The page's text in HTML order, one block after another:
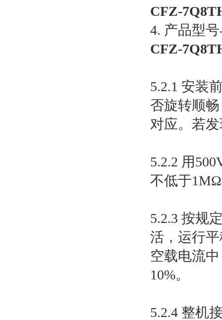
CFZ-
4. 产品型
CFZ-
5.2.1 安装
否旋转顺
对应。若
5.2.2 用
不低于
5.2.3 按规
活，运行
空载电流
10%。
5.2.4 整机